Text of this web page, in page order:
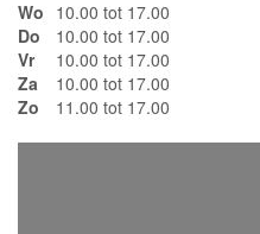
Wo 10.00 tot 17.00
Do
10.00 tot 17.00
Vr
10.00 tot 17.00
Za
10.00 tot 17.00
Zo
11.00 tot 17.00